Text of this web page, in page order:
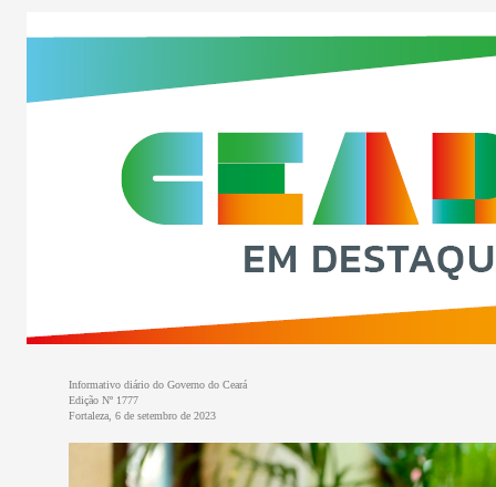
Informativo diário do Governo do Ceará
Edição Nº 1777
Fortaleza, 6 de setembro de 2023